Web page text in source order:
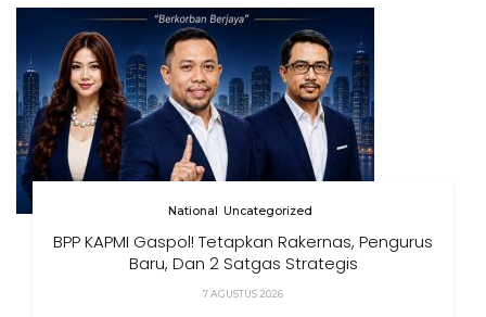
National Uncategorized
BPP KAPMI Gaspol! Tetapkan Rakernas, Pengurus
Baru, Dan 2 Satgas Strategis
7 AGUSTUS 2026